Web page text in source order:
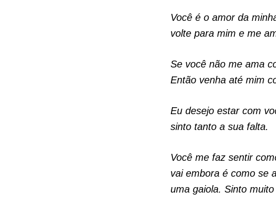
Você é o amor da
volte para mim e me
Se você não me ama
Então venha até mim
Eu desejo estar com
sinto tanto a sua falta.
Você me faz sentir
vai embora é como se
uma gaiola. Sinto